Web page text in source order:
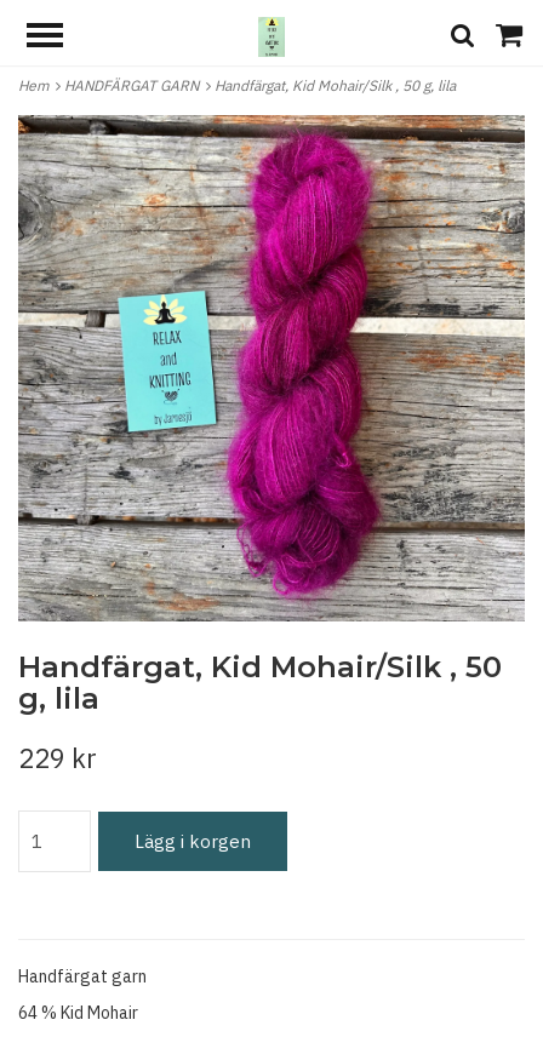
Hem HANDFÄRGAT GARN Handfärgat, Kid Mohair/Silk , 50 g, lila
Handfärgat, Kid Mohair/Silk , 50
g, lila
229 kr
Lägg i korgen
Handfärgat garn
64 % Kid Mohair